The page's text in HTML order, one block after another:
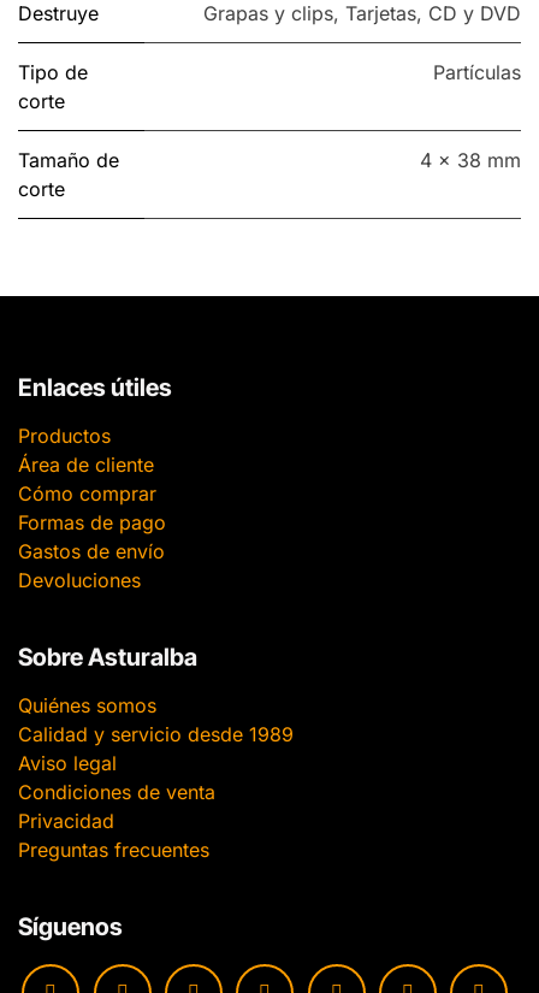
Destruye Grapas y clips, Tarjetas, CD y DVD
Tipo de
corte
Partículas
Tamaño de
corte
4 x 38 mm
Enlaces útiles
Productos
Área de cliente
Cómo comprar
Formas de pago
Gastos de envío
Devoluciones
Sobre Asturalba
Quiénes somos
Calidad y servicio desde 1989
Aviso legal
Condiciones de venta
Privacidad
Preguntas frecuentes
Síguenos